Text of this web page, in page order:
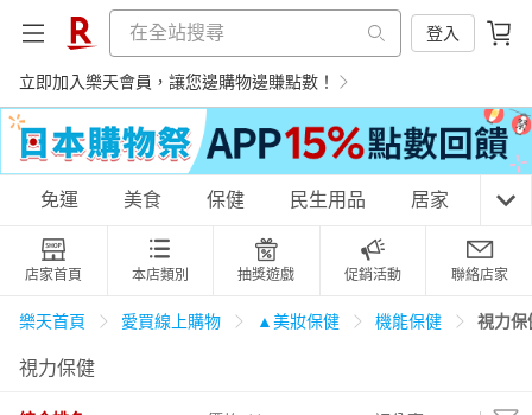
登入
立即加入樂天會員，讓您邊購物邊賺點數！
購物網分類
天天免運 美食蛋糕 養生保健 民生用品
免運 美食 保健 民生用品 居家 3C
店家首頁 本店類別 抽獎遊戲 促銷活動 聯絡店家
樂天首頁 愛買線上購物 ▲美妝保健 機能保健 視力保
視力保健